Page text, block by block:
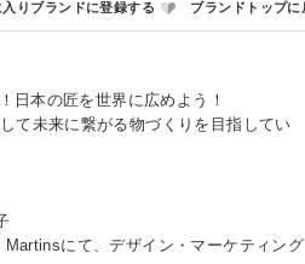
日本の匠を世界に広めよう！
て未来に繋がる物づくりを目指してい
にて、デザイン・マーケティング